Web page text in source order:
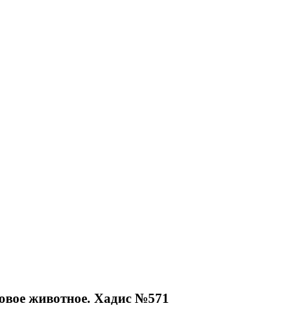
животное. Хадис №571